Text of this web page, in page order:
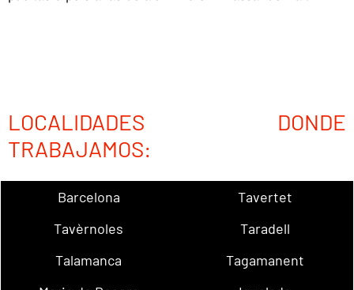
LOCALIDADES DONDE
TRABAJAMOS:
Barcelona
Tavertet
Tavèrnoles
Taradell
Talamanca
Tagamanent